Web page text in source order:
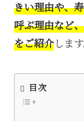
きい理由や、
呼ぶ理由など
をご紹介します
目次